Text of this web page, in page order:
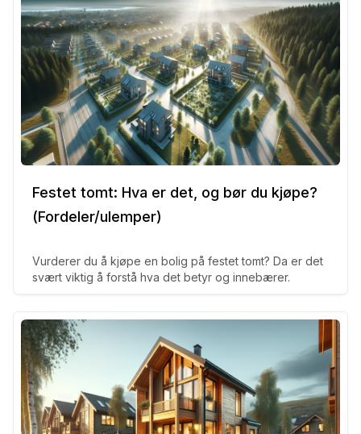
Festet tomt: Hva er det, og bør du kjøpe?
(Fordeler/ulemper)
Vurderer du å kjøpe en bolig på festet tomt? Da er det
svært viktig å forstå hva det betyr og innebærer.